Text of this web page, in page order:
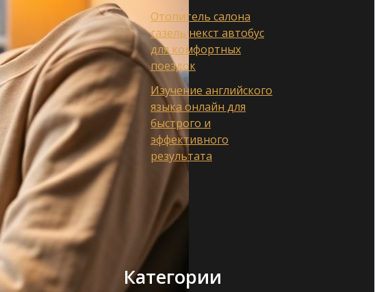
Отопитель салона
газель некст автобус
для комфортных
поездок
Изучение английского
языка онлайн для
быстрого и
эффективного
результата
Категории